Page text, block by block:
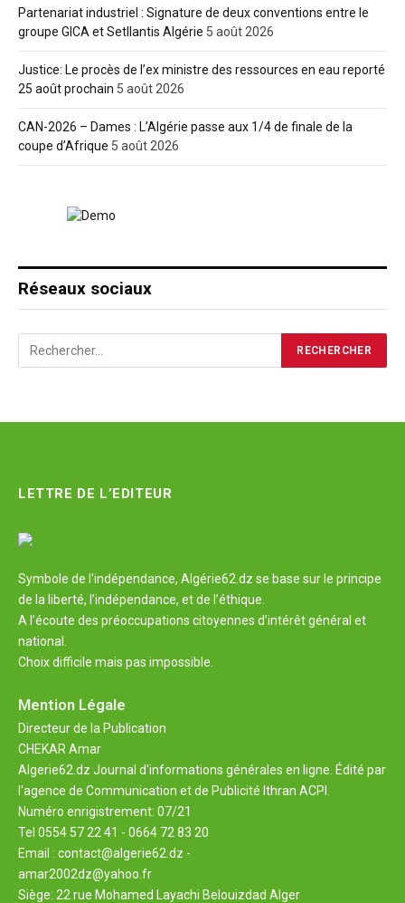
Partenariat industriel : Signature de deux conventions entre le
groupe GICA et Setllantis Algérie 5 août 2026
Justice: Le procès de l’ex ministre des ressources en eau reporté
25 août prochain 5 août 2026
CAN-2026 – Dames : L’Algérie passe aux 1/4 de finale de la
coupe d’Afrique 5 août 2026
Réseaux sociaux
LETTRE DE L’EDITEUR
Symbole de l'indépendance, Algérie62.dz se base sur le principe
de la liberté, l’indépendance, et de l’éthique.
A l’écoute des préoccupations citoyennes d’intérêt général et
national.
Choix difficile mais pas impossible.
Mention Légale
Directeur de la Publication
CHEKAR Amar
Algerie62.dz Journal d'informations générales en ligne. Édité par
l'agence de Communication et de Publicité Ithran ACPI.
Numéro enrigistrement: 07/21
Tel 0554 57 22 41 - 0664 72 83 20
Email : contact@algerie62.dz -
amar2002dz@yahoo.fr
Siège: 22 rue Mohamed Layachi Belouizdad Alger